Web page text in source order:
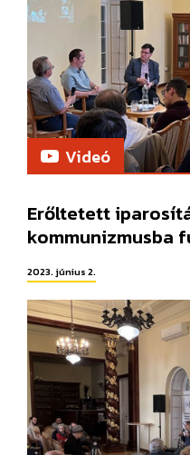
Videó
Erőltetett
kommunizmusba
2023. június 2.